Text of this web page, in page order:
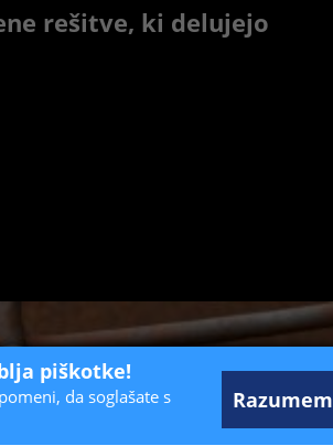
rešitve, ki delujejo
piškotke!
Razumem
da soglašate s